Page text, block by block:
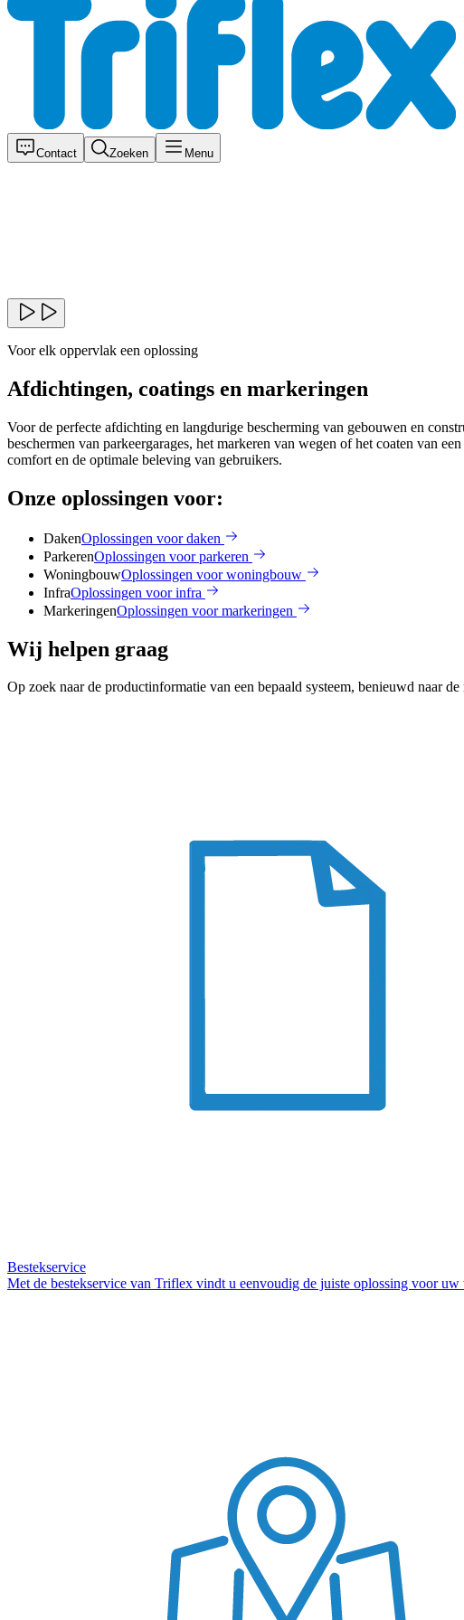
Contact Zoeken Menu
Voor elk oppervlak een oplossing
Afdichtingen, coatings en markeringen
Voor de perfecte afdichting en langdurige bescherming van gebouwen en
beschermen van parkeergarages, het markeren van wegen of het coaten van
comfort en de optimale beleving van gebruikers.
Onze oplossingen voor:
DakenOplossingen voor daken
ParkerenOplossingen voor parkeren
WoningbouwOplossingen voor woningbouw
InfraOplossingen voor infra
MarkeringenOplossingen voor markeringen
Wij helpen graag
Op zoek naar de productinformatie van een bepaald systeem, benieuwd naar
Bestekservice
Met de bestekservice van Triflex vindt u eenvoudig de juiste oplossing voor